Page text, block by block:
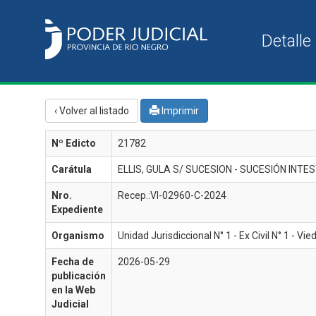
‹ Volver al listado Imprimir
Nº Edicto 21782
Carátula ELLIS, GULA S/ SUCESION - SUCESIÓN
Nro.
Expediente
Recep.:VI-02960-C-2024
Organismo Unidad Jurisdiccional N° 1 - Ex Civil N° 1 -
Fecha de
publicación
en la Web
Judicial
2026-05-29